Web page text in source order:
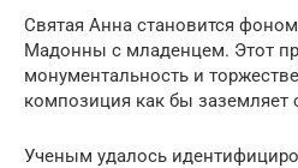
Святая Анна становится
Мадонны с младенцем. Этот
монументальность и
композиция как бы заземляет
Ученым удалось